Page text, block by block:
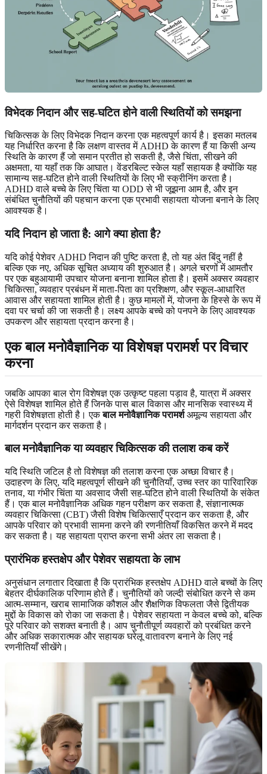
विभेदक निदान और सह-घटित होने वाली स्थितियों को समझना
चिकित्सक के लिए विभेदक निदान करना एक महत्वपूर्ण कार्य है। इसका मतलब
यह निर्धारित करना है कि लक्षण वास्तव में ADHD के कारण हैं या किसी अन्य
स्थिति के कारण हैं जो समान प्रतीत हो सकती है, जैसे चिंता, सीखने की
अक्षमता, या यहाँ तक कि आघात। वेंडरबिल्ट स्केल यहाँ सहायक है क्योंकि यह
सामान्य सह-घटित होने वाली स्थितियों के लिए भी स्क्रीनिंग करता है।
ADHD वाले बच्चे के लिए चिंता या ODD से भी जूझना आम है, और इन
संबंधित चुनौतियों की पहचान करना एक प्रभावी सहायता योजना बनाने के लिए
आवश्यक है।
यदि निदान हो जाता है: आगे क्या होता है?
यदि कोई पेशेवर ADHD निदान की पुष्टि करता है, तो यह अंत बिंदु नहीं है
बल्कि एक नए, अधिक सूचित अध्याय की शुरुआत है। अगले चरणों में आमतौर
पर एक बहुआयामी उपचार योजना बनाना शामिल होता है। इसमें अक्सर व्यवहार
चिकित्सा, व्यवहार प्रबंधन में माता-पिता का प्रशिक्षण, और स्कूल-आधारित
आवास और सहायता शामिल होती है। कुछ मामलों में, योजना के हिस्से के रूप में
दवा पर चर्चा की जा सकती है। लक्ष्य आपके बच्चे को पनपने के लिए आवश्यक
उपकरण और सहायता प्रदान करना है।
एक बाल मनोवैज्ञानिक या विशेषज्ञ परामर्श पर विचार
करना
जबकि आपका बाल रोग विशेषज्ञ एक उत्कृष्ट पहला पड़ाव है, यात्रा में अक्सर
ऐसे विशेषज्ञ शामिल होते हैं जिनके पास बाल विकास और मानसिक स्वास्थ्य में
गहरी विशेषज्ञता होती है। एकबाल मनोवैज्ञानिक परामर्शअमूल्य सहायता और
मार्गदर्शन प्रदान कर सकता है।
बाल मनोवैज्ञानिक या व्यवहार चिकित्सक की तलाश कब करें
यदि स्थिति जटिल है तो विशेषज्ञ की तलाश करना एक अच्छा विचार है।
उदाहरण के लिए, यदि महत्वपूर्ण सीखने की चुनौतियाँ, उच्च स्तर का पारिवारिक
तनाव, या गंभीर चिंता या अवसाद जैसी सह-घटित होने वाली स्थितियों के संकेत
हैं। एक बाल मनोवैज्ञानिक अधिक गहन परीक्षण कर सकता है, संज्ञानात्मक
व्यवहार चिकित्सा (CBT) जैसी विशेष चिकित्साएँ प्रदान कर सकता है, और
आपके परिवार को प्रभावी सामना करने की रणनीतियाँ विकसित करने में मदद
कर सकता है। यह सहायता प्राप्त करना सभी अंतर ला सकता है।
प्रारंभिक हस्तक्षेप और पेशेवर सहायता के लाभ
अनुसंधान लगातार दिखाता है कि प्रारंभिक हस्तक्षेप ADHD वाले बच्चों के लिए
बेहतर दीर्घकालिक परिणाम होते हैं। चुनौतियों को जल्दी संबोधित करने से कम
आत्म-सम्मान, खराब सामाजिक कौशल और शैक्षणिक विफलता जैसे द्वितीयक
मुद्दों के विकास को रोका जा सकता है। पेशेवर सहायता न केवल बच्चे को, बल्कि
पूरे परिवार को सशक्त बनाती है। आप चुनौतीपूर्ण व्यवहारों को प्रबंधित करने
और अधिक सकारात्मक और सहायक घरेलू वातावरण बनाने के लिए नई
रणनीतियाँ सीखेंगे।